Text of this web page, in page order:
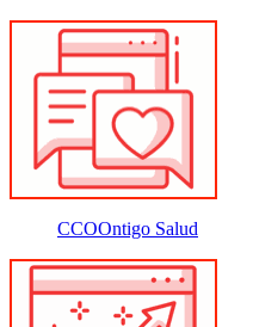
CCOOntigo Salud